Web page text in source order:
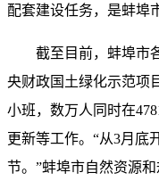
配套建设任务，是蚌埠
截至目前，蚌埠市
央财政国土绿化示范项
小班，数万人同时在
更新等工作。“从3月底
节。”蚌埠市自然资源